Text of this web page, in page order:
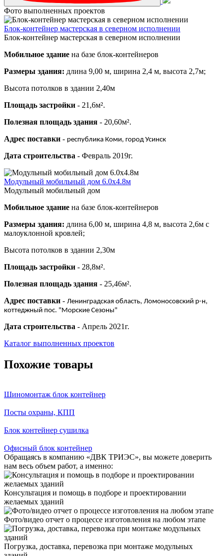
Фото выполненных проектов
Блок-контейнер мастерская в северном исполнении
Блок-контейнер мастерская в северном исполнении
Мобильное здание на базе блок-контейнеров
Размеры здания: длина 9,00 м, ширина 2,4 м, высота 2,7м;
Высота потолков в здании 2,40м
Площадь застройки - 21,6м².
Полезная площадь здания - 20,60м².
Адрес поставки - республика Коми, город Усинск
Дата строительства - Февраль 2019г.
Модульный мобильный дом 6.0х4.8м
Модульный мобильный дом
Мобильное здание на базе блок-контейнеров
Размеры здания: длина 6,00 м, ширина 4,8 м, высота 2,6м с
малоуклонной кровлей;
Высота потолков в здании 2,30м
Площадь застройки - 28,8м².
Полезная площадь здания - 25,46м².
Адрес поставки - Ленинградская область, Ломоносовский р-н,
коттеджный пос. "Морские Сезоны"
Дата строительства - Апрель 2021г.
Каталог выполненных проектов
Похожие товары
Шиномонтаж блок контейнер
Посты охраны, КПП
Блок контейнер сушилка
Офисный блок контейнер
Обращаясь в компанию «ДВК ТРИЭС», вы можете доверить
нам весь объем работ, а именно:
Консультация и помощь в подборе и проектировании
желаемых зданий
Фото/видео отчет о процессе изготовления на любом этапе
Погрузка, доставка, перевозка при монтаже модульных